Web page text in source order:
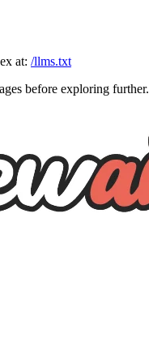
at: /llms.txt
before exploring further.